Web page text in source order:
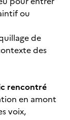
ou
de
des
rencontré
en amont
voix,